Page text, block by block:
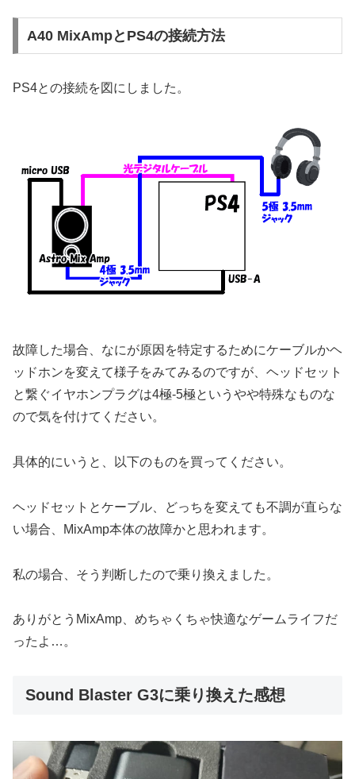
A40 MixAmpとPS4の接続方法
PS4との接続を図にしました。
故障した場合、なにが原因を特定するためにケーブルかヘ
ッドホンを変えて様子をみてみるのですが、ヘッドセット
と繋ぐイヤホンプラグは4極-5極というやや特殊なものな
ので気を付けてください。
具体的にいうと、以下のものを買ってください。
ヘッドセットとケーブル、どっちを変えても不調が直らな
い場合、MixAmp本体の故障かと思われます。
私の場合、そう判断したので乗り換えました。
ありがとうMixAmp、めちゃくちゃ快適なゲームライフだ
ったよ…。
Sound Blaster G3に乗り換えた感想